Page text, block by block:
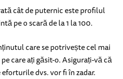
cât de puternic este profilul
pe o scară de la 1 la 100.
care se potrivește cel mai
care ați găsit-o. Asigurați-vă că
dvs. vor fi în zadar.